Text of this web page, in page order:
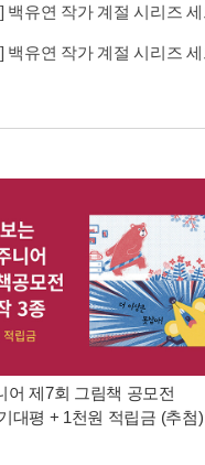
백유연 작가 계절 시리즈 세
백유연 작가 계절 시리즈 세
어 제7회 그림책 공모전
대평 + 1천원 적립금 (추첨)